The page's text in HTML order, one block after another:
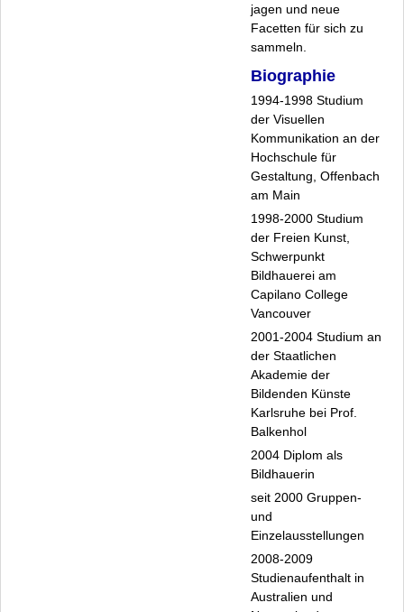
jagen und neue
Facetten für sich zu
sammeln.
Biographie
1994-1998 Studium
der Visuellen
Kommunikation an der
Hochschule für
Gestaltung, Offenbach
am Main
1998-2000 Studium
der Freien Kunst,
Schwerpunkt
Bildhauerei am
Capilano College
Vancouver
2001-2004 Studium an
der Staatlichen
Akademie der
Bildenden Künste
Karlsruhe bei Prof.
Balkenhol
2004 Diplom als
Bildhauerin
seit 2000 Gruppen-
und
Einzelausstellungen
2008-2009
Studienaufenthalt in
Australien und